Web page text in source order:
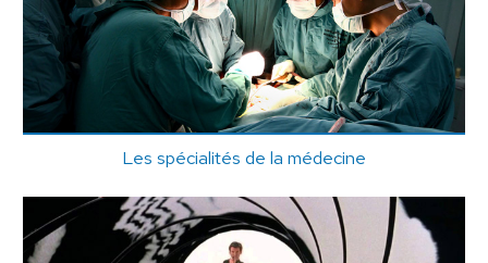
Les spécialités de la médecine